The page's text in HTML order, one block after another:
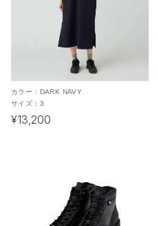
カラー： DARK NAVY
サイズ： 3
¥13,200